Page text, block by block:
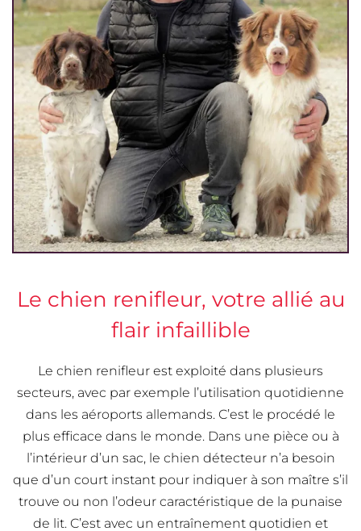
Le chien renifleur, votre allié au
flair infaillible
Le chien renifleur est exploité dans plusieurs
secteurs, avec par exemple l’utilisation quotidienne
dans les aéroports allemands. C’est le procédé le
plus efficace dans le monde. Dans une pièce ou à
l’intérieur d’un sac, le chien détecteur n’a besoin
que d’un court instant pour indiquer à son maître s’il
trouve ou non l’odeur caractéristique de la punaise
de lit. C’est avec un entraînement quotidien et